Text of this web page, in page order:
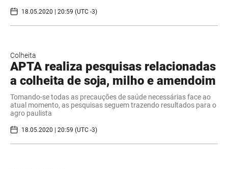
18.05.2020 | 20:59 (UTC -3)
Colheita
APTA realiza pesquisas relacionadas
a colheita de soja, milho e amendoim
Tomando-se todas as precauções de saúde necessárias face ao
atual momento, as pesquisas seguem trazendo resultados para o
agro paulista
18.05.2020 | 20:59 (UTC -3)